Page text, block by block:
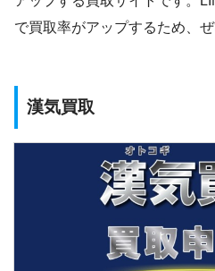
で買取率がアップするため、
漢気買取